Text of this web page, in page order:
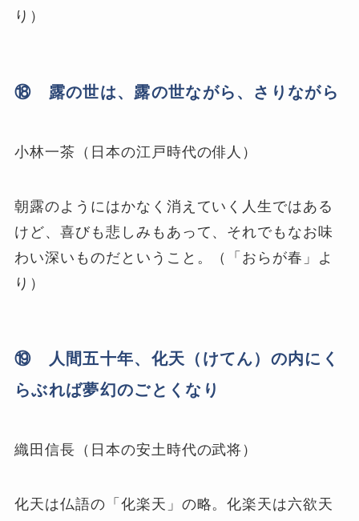
り）
⑱ 露の世は、露の世ながら、さりながら
小林一茶（日本の江戸時代の俳人）
朝露のようにはかなく消えていく人生ではある
けど、喜びも悲しみもあって、それでもなお味
わい深いものだということ。（「おらが春」よ
り）
⑲ 人間五十年、化天（けてん）の内にく
らぶれば夢幻のごとくなり
織田信長（日本の安土時代の武将）
化天は仏語の「化楽天」の略。化楽天は六欲天